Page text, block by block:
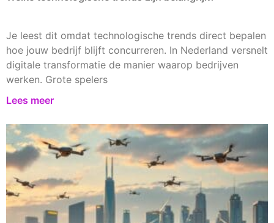
Je leest dit omdat technologische trends direct bepalen
hoe jouw bedrijf blijft concurreren. In Nederland versnelt
digitale transformatie de manier waarop bedrijven
werken. Grote spelers
Lees meer